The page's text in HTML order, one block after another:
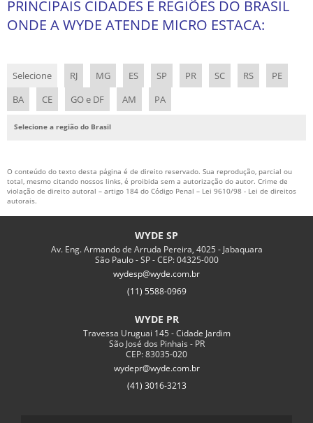
TIRANTE DEFINITIVO
CONCRETO PROJETADO PREÇO
EMPRESAS QUE EXECUTAM ESTACA RAIZ
ESTACA RAIZ EXECUÇÃO
PROVA DE CARGA ESTÁTICA FUNDAÇÕES
SOLO GRAMPEADO EXECUÇÃO
SOLO GRAMPEADO PREÇO
TIRANTES PROTENDIDOS
APLICAÇÃO DE CONCRETO PROJETADO
CORTINA ATIRANTADA PREÇO
DESMONTE DE ROCHA COM ARGAMASSA EXPANSIVA
PRINCIPAIS CIDADES E REGIÕES DO BRASIL
ONDE A WYDE ATENDE MICRO ESTACA:
Selecione RJ MG ES SP PR SC RS
PE
BA
CE GO e DF AM PA
Selecione a região do Brasil
O conteúdo do texto desta página é de direito reservado. Sua reprodução, parcial ou
total, mesmo citando nossos links, é proibida sem a autorização do autor. Crime de
violação de direito autoral – artigo 184 do Código Penal – Lei 9610/98 - Lei de direitos
autorais.
WYDE SP
Av. Eng. Armando de Arruda Pereira, 4025 - Jabaquara
São Paulo - SP - CEP: 04325-000
wydesp@wyde.com.br
(11) 5588-0969
WYDE PR
Travessa Uruguai 145 - Cidade Jardim
São José dos Pinhais - PR
CEP: 83035-020
wydepr@wyde.com.br
(41) 3016-3213